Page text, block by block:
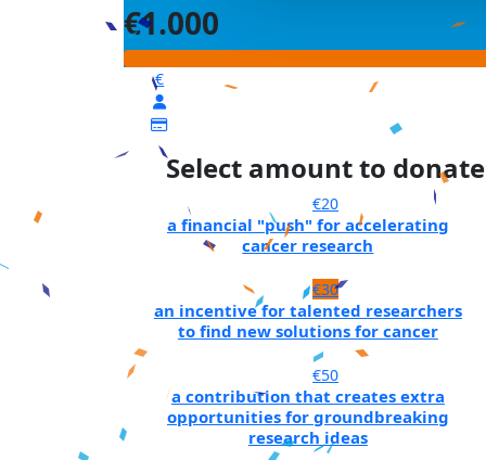
€1.000
€
Select amount to donate
€20
a financial "push" for accelerating
cancer research
€30
an incentive for talented researchers
to find new solutions for cancer
€50
a contribution that creates extra
opportunities for groundbreaking
research ideas